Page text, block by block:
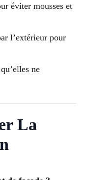
éviter mousses et
l’extérieur pour
ne
La